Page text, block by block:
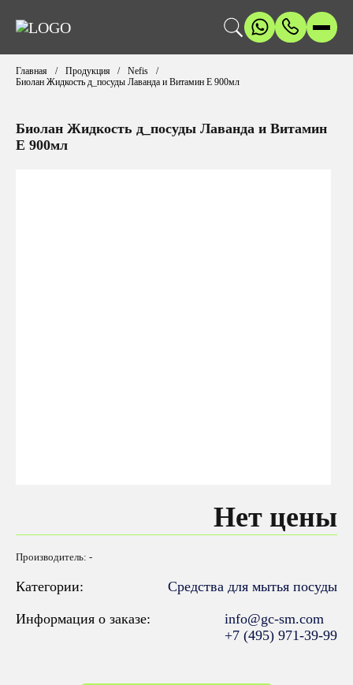
Главная Продукция
Nefis
Биолан Жидкость д_посуды Лаванда и Витамин Е 900мл
Биолан Жидкость д_посуды Лаванда и Витамин
Е 900мл
Нет цены
Производитель: -
Категории: Средства для мытья посуды
Информация о заказе:
info@gc-sm.com
+7 (495) 971-39-99